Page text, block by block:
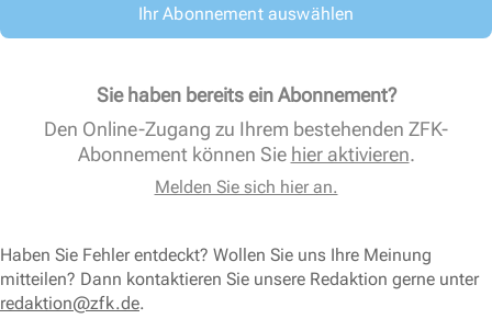
Ihr Abonnement auswählen
Sie haben bereits ein Abonnement?
Den Online-Zugang zu Ihrem bestehenden ZFK-
Abonnement können Sie hier aktivieren.
Melden Sie sich hier an.
Haben Sie Fehler entdeckt? Wollen Sie uns Ihre Meinung
mitteilen? Dann kontaktieren Sie unsere Redaktion gerne unter
redaktion@zfk.de.